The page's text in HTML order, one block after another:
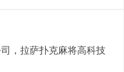
，拉萨扑克麻将高科技